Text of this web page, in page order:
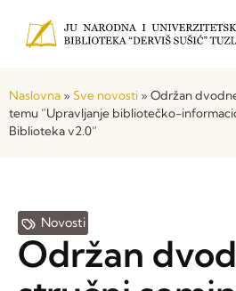
Naslovna » Sve novosti » Održan
temu “Upravljanje bibliotečko-
Biblioteka v2.0“
Novosti
Održan